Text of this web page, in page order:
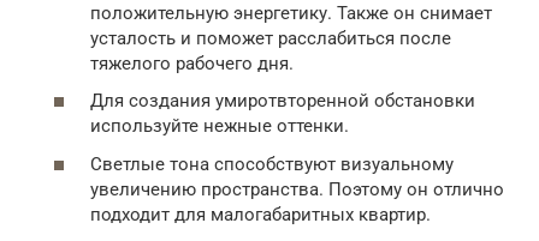
положительную энергетику. Также он снимает
усталость и поможет расслабиться после
тяжелого рабочего дня.
Для создания умиротвторенной обстановки
используйте нежные оттенки.
Светлые тона способствуют визуальному
увеличению пространства. Поэтому он отлично
подходит для малогабаритных квартир.